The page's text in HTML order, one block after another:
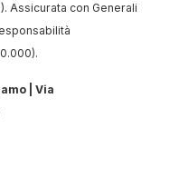
Assicurata con Generali
|
Via